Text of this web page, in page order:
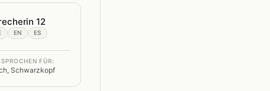
12
EN ES
FÜR:
Schwarzkopf